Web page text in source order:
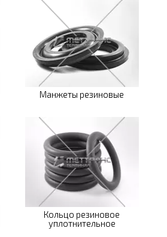
Манжеты резиновые
Кольцо резиновое
уплотнительное